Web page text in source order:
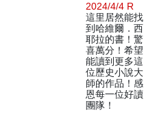
2024/4/4 R
這里居然能找
到哈維爾．西
耶拉的書！驚
喜萬分！希望
能讀到更多這
位歷史小說大
師的作品！感
恩每一位好讀
團隊！